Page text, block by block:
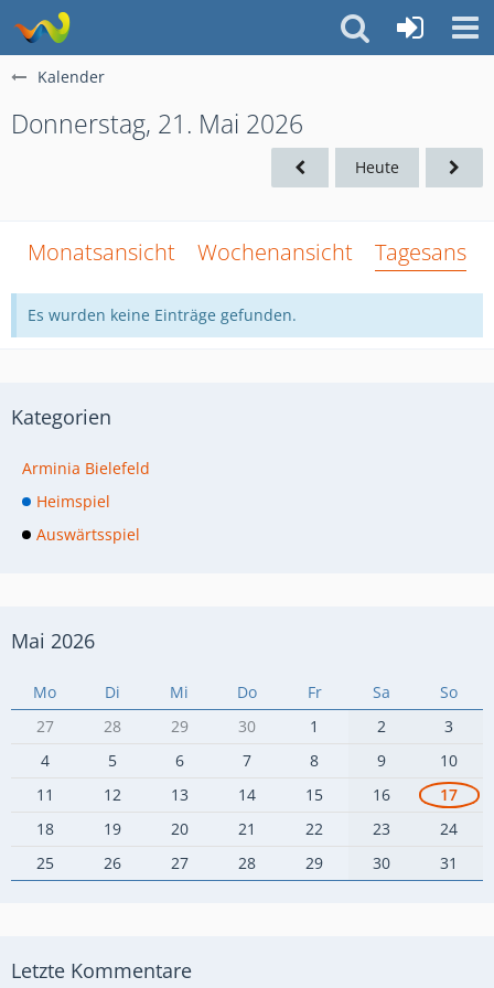
Kalender
Donnerstag, 21. Mai 2026
Heute
Monatsansicht Wochenansicht
Es wurden keine Einträge gefunden.
Kategorien
Arminia Bielefeld
Heimspiel
Auswärtsspiel
Mai 2026
Mo Di Mi Do Fr Sa
So
27
28 29 30 1 2
3
4
5 6 7 8 9
10
11
12 13 14 15 16
17
18
19 20 21 22 23
24
25
26 27 28 29 30 31
Letzte Kommentare